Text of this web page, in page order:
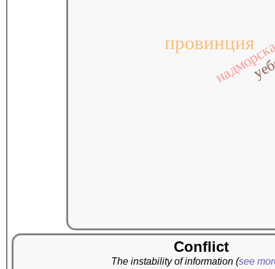
провинция
Conflict
The instability of information (see